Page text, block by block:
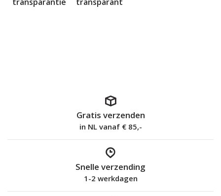
Gratis verzenden
in NL vanaf € 85,-
Snelle verzending
1-2 werkdagen